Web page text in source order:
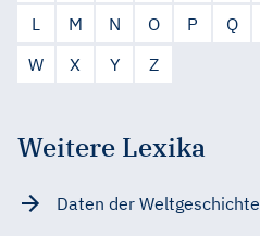
L
M N O P Q
W
X Y Z
Weitere Lexika
Daten der Weltgeschichte